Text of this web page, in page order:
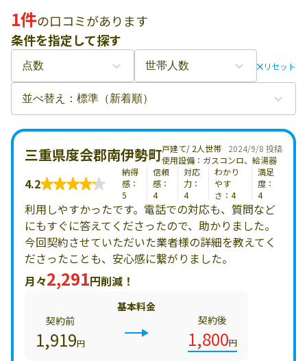
1件の口コミがあります
条件を指定して探す
リセット
2024/9/8 投稿
三重県度会郡南伊勢町戸建て/ 2人世帯
使用設備：ガスコンロ、給湯器
4.2
納得
感：
5
信頼
感：
4
対応
力：
4
わかり
やす
さ：4
満足
度：
4
利用しやすかったです。電話での対応も、質問など
にもすぐに答えてくださったので、助かりました。
今回契約させていただいた業者様の詳細を教えてく
ださったことも、安心感に繋がりました。
月々2,291円削減！
基本料金
契約前
1,919円
契約後
1,800円